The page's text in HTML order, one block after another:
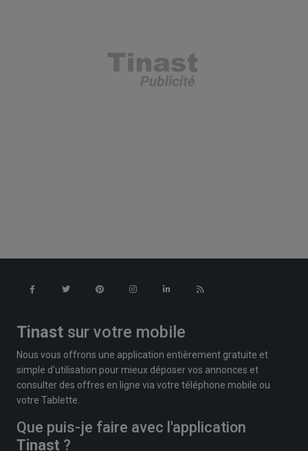
Tinast sur votre mobile
Nous vous offrons une application entièrement gratuite et
simple d'utilisation pour mieux déposer vos annonces et
consulter des offres en ligne via votre téléphone mobile ou
votre Tablette.
Que puis-je faire avec l'application
Tinast ?